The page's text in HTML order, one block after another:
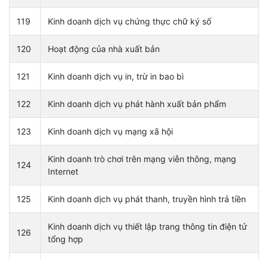
119 Kinh doanh dịch vụ chứng thực chữ ký số
120 Hoạt động của nhà xuất bản
121 Kinh doanh dịch vụ in, trừ in bao bì
122 Kinh doanh dịch vụ phát hành xuất bản phẩm
123 Kinh doanh dịch vụ mạng xã hội
124
Kinh doanh trò chơi trên mạng viễn thông, mạng
Internet
125 Kinh doanh dịch vụ phát thanh, truyền hình trả tiền
126
Kinh doanh dịch vụ thiết lập trang thông tin điện tử
tổng hợp